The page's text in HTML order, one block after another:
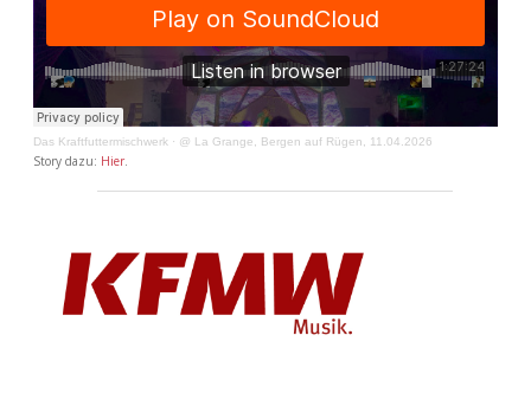
Das Kraftfuttermischwerk · @ La Grange, Bergen auf Rügen, 11.04.2026
Story dazu: Hier.